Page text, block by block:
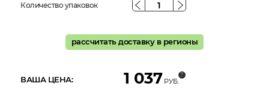
Количество упаковок
рассчитать доставку в регионы
ВАША ЦЕНА: 1 037 РУБ.